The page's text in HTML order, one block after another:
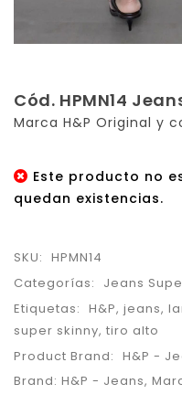
Cód. HPMN14
Marca H&P Original y
Este producto no
quedan existencias.
SKU: HPMN14
Categorías:
Jeans
Etiquetas: H&P, jeans,
super skinny, tiro alto
Product Brand: H&P -
Brand: H&P - Jeans,